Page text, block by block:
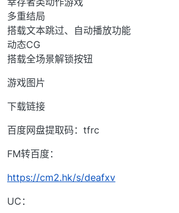
多重结局
搭载文本跳过、自动播放功能
动态CG
搭载全场景解锁按钮
游戏图片
下载链接
百度网盘提取码：tfrc
FM转百度：
https://cm2.hk/s/deafxv
UC：